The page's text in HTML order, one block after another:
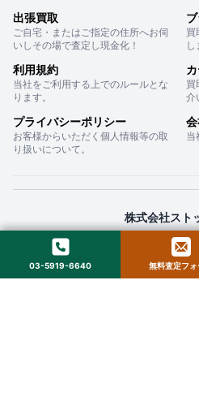
出張買取
ご自宅・またはご指定の住所へお伺
いしその場で査定し現金化！
買
し
利用規約
当社をご利用する上でのルールとな
ります。
買
介
プライバシーポリシー
お客様からいただく個人情報等の取
り扱いについて。
当
株式会社スト
〒160-0022 東京都新宿区新宿２丁目１
© 2025 StockLab. All
03-5919-6640 無料査定フォ